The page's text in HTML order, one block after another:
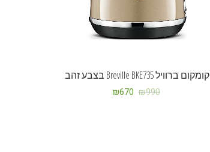
קומקום ברוויל Breville BKE735 בצבע זהב
₪990
₪670